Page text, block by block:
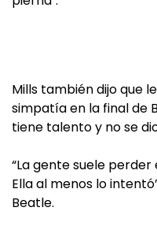
Mills también dijo que
simpatía en la final de
tiene talento y no se
“La gente suele
Ella al menos lo
Beatle.